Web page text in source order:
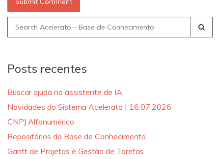
Search
for:
Posts recentes
Buscar ajuda no assistente de IA.
Novidades do Sistema Acelerato | 16.07.2026
CNPJ Alfanumérico
Repositórios da Base de Conhecimento
Gantt de Projetos e Gestão de Tarefas